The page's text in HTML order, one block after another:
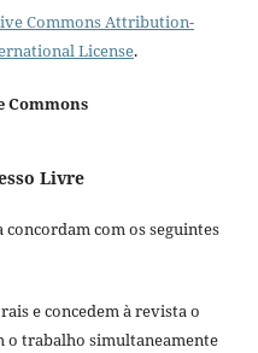
Commons Attribution-
License.
Commons
Livre
com os seguintes
e concedem à revista o
o trabalho simultaneamente